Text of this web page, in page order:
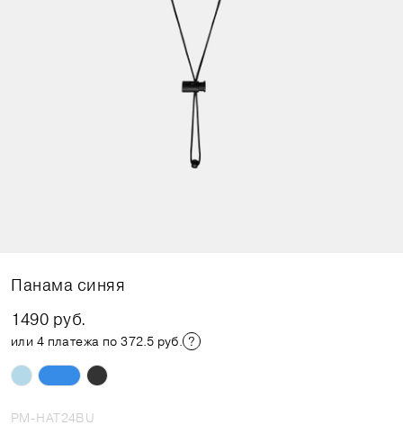
Панама синяя
1490 руб.
или 4 платежа по 372.5 руб.
PM-HAT24BU